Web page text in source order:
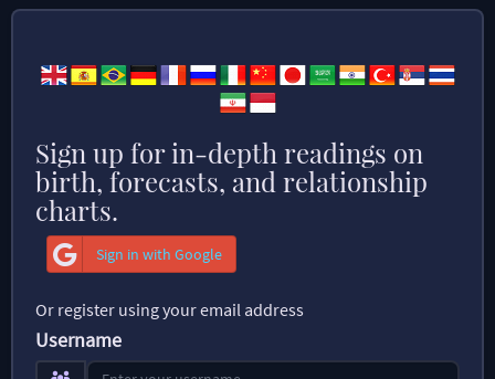
Sign up for in-depth readings on
birth, forecasts, and relationship
charts.
Sign in with Google
Or register using your email address
Username